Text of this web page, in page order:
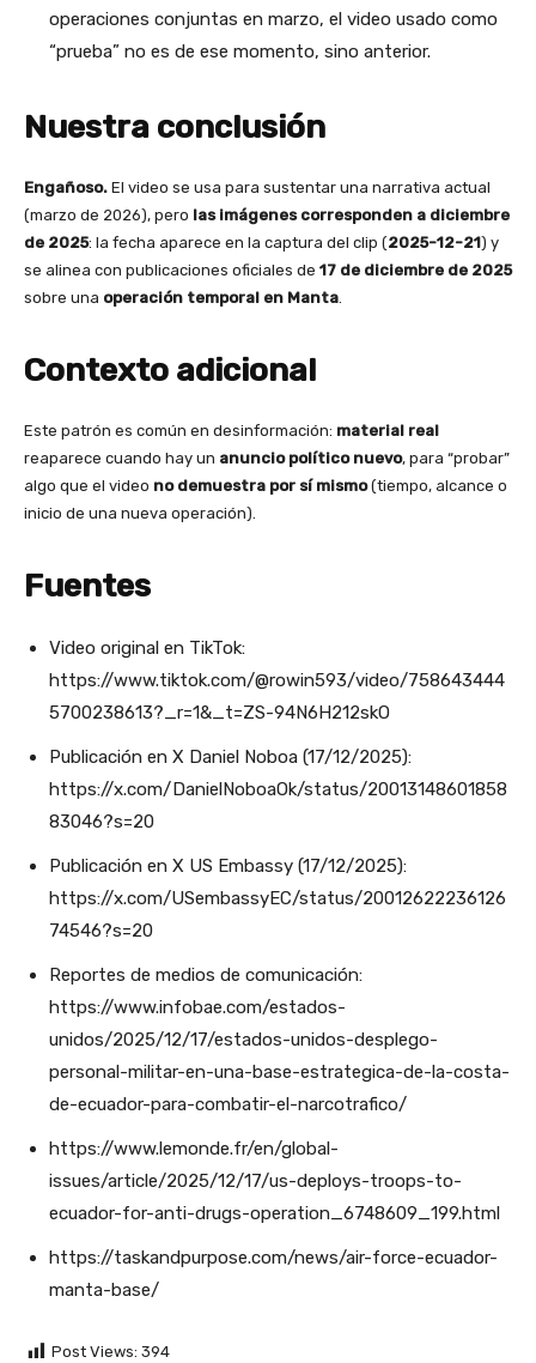
operaciones conjuntas en marzo, el video usado como
“prueba” no es de ese momento, sino anterior.
Nuestra conclusión
Engañoso. El video se usa para sustentar una narrativa actual
(marzo de 2026), pero las imágenes corresponden a diciembre
de 2025: la fecha aparece en la captura del clip (2025-12-21) y
se alinea con publicaciones oficiales de 17 de diciembre de 2025
sobre una operación temporal en Manta.
Contexto adicional
Este patrón es común en desinformación: material real
reaparece cuando hay un anuncio político nuevo, para “probar”
algo que el video no demuestra por sí mismo(tiempo, alcance o
inicio de una nueva operación).
Fuentes
Video original en TikTok:
https://www.tiktok.com/@rowin593/video/758643444
5700238613?_r=1&_t=ZS-94N6H212skO
Publicación en X Daniel Noboa (17/12/2025):
https://x.com/DanielNoboaOk/status/20013148601858
83046?s=20
Publicación en X US Embassy (17/12/2025):
https://x.com/USembassyEC/status/20012622236126
74546?s=20
Reportes de medios de comunicación:
https://www.infobae.com/estados-
unidos/2025/12/17/estados-unidos-desplego-
personal-militar-en-una-base-estrategica-de-la-costa-
de-ecuador-para-combatir-el-narcotrafico/
https://www.lemonde.fr/en/global-
issues/article/2025/12/17/us-deploys-troops-to-
ecuador-for-anti-drugs-operation_6748609_199.html
https://taskandpurpose.com/news/air-force-ecuador-
manta-base/
Post Views: 394